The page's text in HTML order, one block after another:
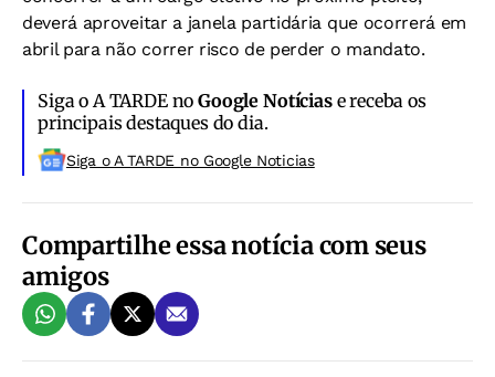
deverá aproveitar a janela partidária que ocorrerá em
abril para não correr risco de perder o mandato.
Siga o A TARDE noGoogle Notíciase receba os
principais destaques do dia.
Siga o A TARDE no Google Noticias
Compartilhe essa notícia com seus
amigos